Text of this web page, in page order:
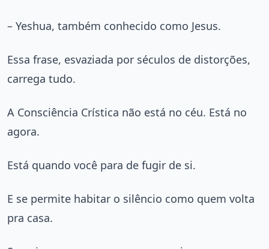
– Yeshua, também conhecido como Jesus.
Essa frase, esvaziada por séculos de distorções,
carrega tudo.
A Consciência Crística não está no céu. Está no
agora.
Está quando você para de fugir de si.
E se permite habitar o silêncio como quem volta
pra casa.